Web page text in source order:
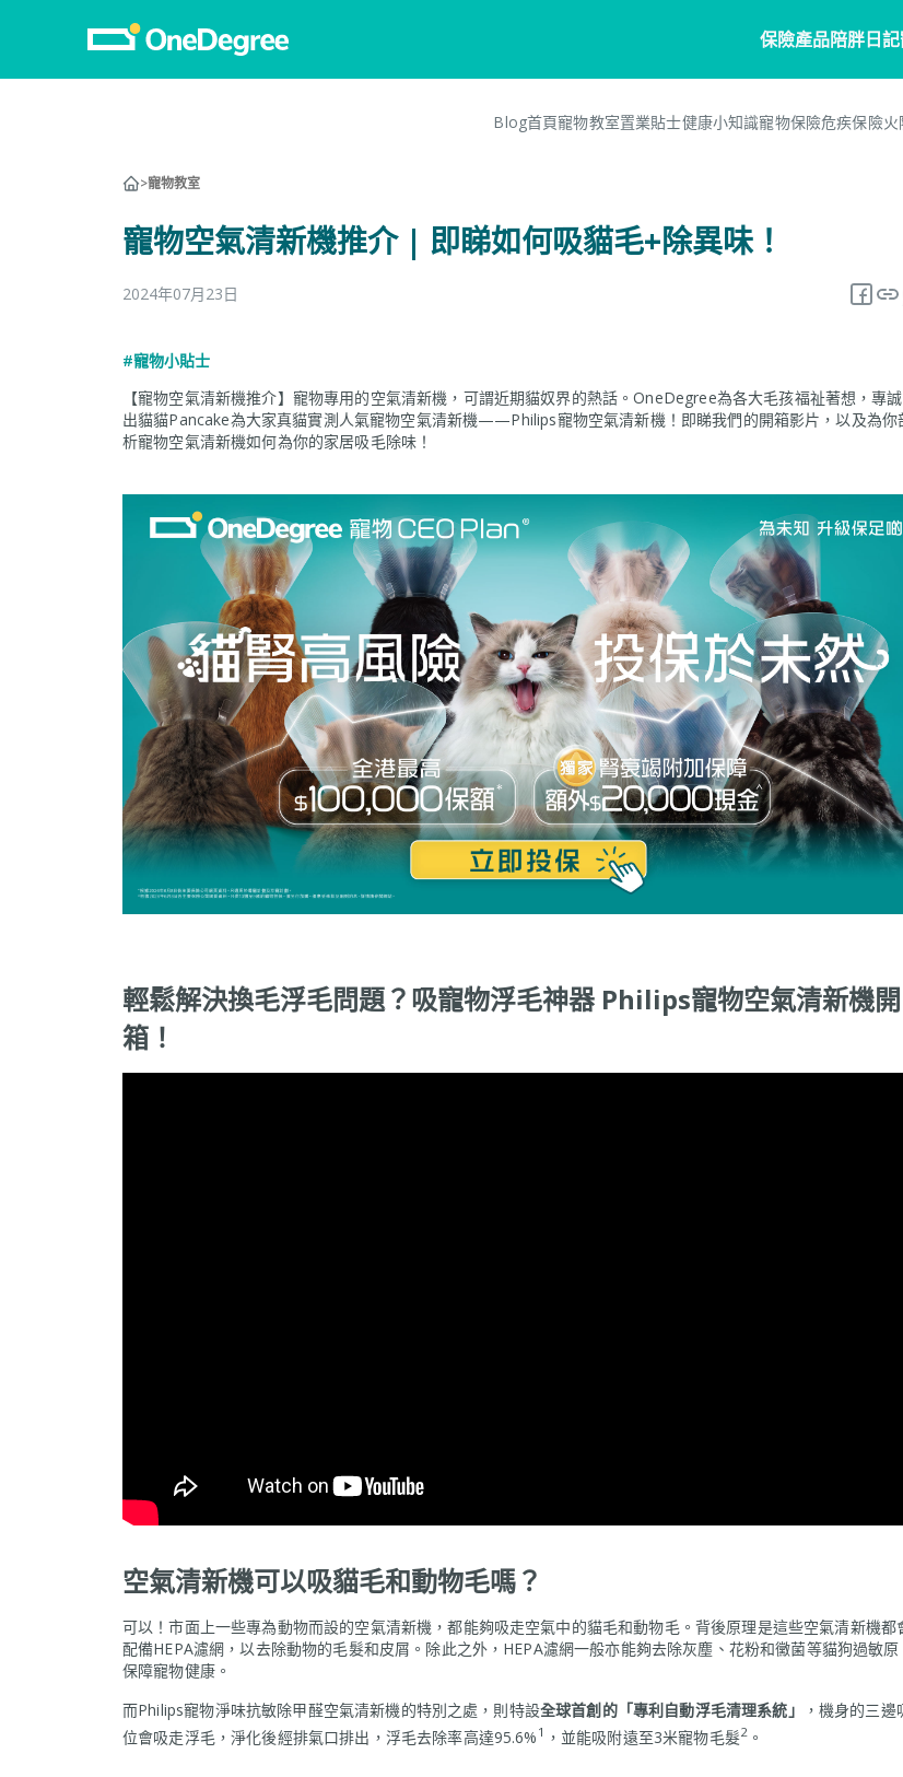
保險產品
狗狗保險
申請索償
家電保養保險
陪胖日記
Pawbook Tag
Blog首頁寵物教室置業貼士健康小知識寵物保險危疾保險火
>寵物教室
寵物空氣清新機推介 | 即睇如何吸貓毛+除異味！
2024年07月23日
#寵物小貼士
【寵物空氣清新機推介】寵物專用的空氣清新機，可謂近期貓奴界的熱話。OneDegree為各大毛孩福祉著想，專
出貓貓Pancake為大家真貓實測人氣寵物空氣清新機——Philips寵物空氣清新機！即睇我們的開箱影片，以及為你
析寵物空氣清新機如何為你的家居吸毛除味！
輕鬆解決換毛浮毛問題？吸寵物浮毛神器 Philips寵物空氣清新機開
箱！
空氣清新機可以吸貓毛和動物毛嗎？
可以！市面上一些專為動物而設的空氣清新機，都能夠吸走空氣中的貓毛和動物毛。背後原理是這些空氣清新機都
配備HEPA濾網，以去除動物的毛髮和皮屑。除此之外，HEPA濾網一般亦能夠去除灰塵、花粉和黴菌等貓狗過敏原
保障寵物健康。
而Philips寵物淨味抗敏除甲醛空氣清新機的特別之處，則特設全球首創的「專利自動浮毛清理系統」
，機身的三邊
位會吸走浮毛，淨化後經排氣口排出，浮毛去除率高達95.6% 1 ，並能吸附遠至3米寵物毛髮2 。